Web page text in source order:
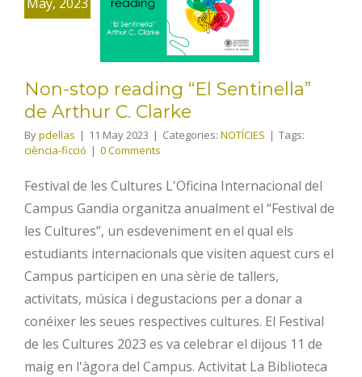
Sentinella”
de Arthur C.
Clarke
Non-stop reading “El Sentinella”
de Arthur C. Clarke
Bypdellas | 11 May 2023 | Categories: NOTÍCIES | Tags:
ciència-ficció | 0 Comments
Festival de les Cultures L'Oficina Internacional del
Campus Gandia organitza anualment el “Festival de
les Cultures”, un esdeveniment en el qual els
estudiants internacionals que visiten aquest curs el
Campus participen en una sèrie de tallers,
activitats, música i degustacions per a donar a
conéixer les seues respectives cultures. El Festival
de les Cultures 2023 es va celebrar el dijous 11 de
maig en l'àgora del Campus. Activitat La Biblioteca